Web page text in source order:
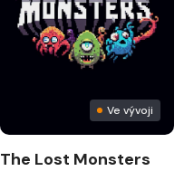
Ve vývoji
The Lost Monsters